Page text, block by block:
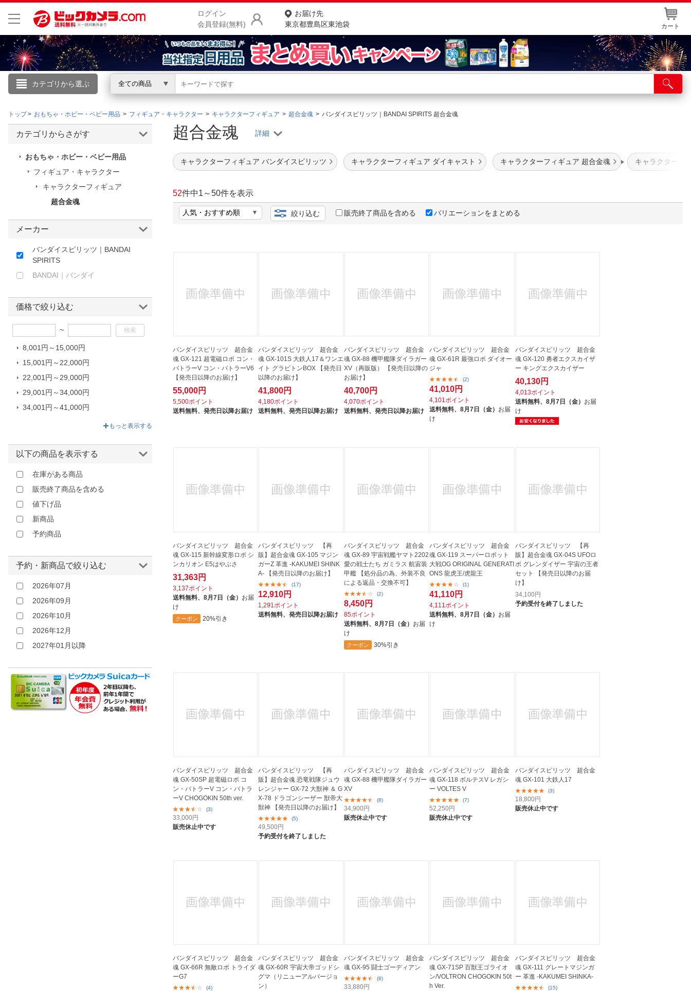
ログイン
会員登録(無料)
お届け先
東京都豊島区東池袋
カート
カテゴリから選ぶ 全ての商品
こんにちは
ログイン
会員メニュー
閲覧履歴
ランキングからさがす
カテゴリ一覧からさがす
ご利用ガイド
ネット取り置き
店舗情報・店舗一覧
トップ おもちゃ・ホビー・ベビー用品 フィギュア・キャラクター キャラクターフィギュア 超合金魂 バンダイスピリッツ｜BANDAI SPIRITS 超合金魂
超合金魂
キャラクターフィギュア バンダイスピリッツ キャラクターフィギュア ダイキャスト キャラクターフィギュア 超合金魂 キャラクターフ
52件中1 ～50件を表示
絞り込む 販売終了商品を含める バリエーションをまとめる
バンダイスピリッツ 超合金
魂 GX-121 超電磁ロボ コン・
バトラーV コン・バトラーV6
【発売日以降のお届け】
55,000円
5,500ポイント
送料無料、 発売日以降お届け
バンダイスピリッツ 超合金
魂 GX-101S 大鉄人17＆ワンエ
イト グラビトンBOX 【発売日
以降のお届け】
41,800円
4,180ポイント
送料無料、発売日以降お届け
バンダイスピリッツ 超合金
魂 GX-88 機甲艦隊ダイラガー
XV（再販版） 【発売日以降の
お届け】
40,700円
4,070ポイント
送料無料、 発売日以降お届け
バンダイスピリッツ 超合金
魂 GX-61R 最強ロボ ダイオー
ジャ
(2)
41,010円
4,101ポイント
送料無料、8月7日（金） お届
け
バンダイスピリッツ 超合金
魂 GX-120 勇者エクスカイザ
ー キングエクスカイザー
40,130円
4,013ポイント
送料無料、 8月7日（金） お届
け
バンダイスピリッツ 超合金
魂 GX-115 新幹線変形ロボ シ
ンカリオン E5はやぶさ
31,363円
3,137ポイント
送料無料、 8月7日（金） お届
け
クーポン 20%引き
バンダイスピリッツ 【再
販】超合金魂 GX-105 マジン
ガーZ 革進 -KAKUMEI SHINK
A- 【発売日以降のお届け】
(17)
12,910円
1,291ポイント
送料無料、発売日以降お届け
バンダイスピリッツ 超合金
魂 GX-89 宇宙戦艦ヤマト2202
愛の戦士たち ガミラス 航宙装
甲艦 【処分品の為、外装不良
による返品・交換不可】
(2)
8,450円
85ポイント
送料無料、 8月7日（金） お届
け
クーポン 30%引き
バンダイスピリッツ 超合金
魂 GX-119 スーパーロボット
大戦OG ORIGINAL GENERATI
ONS 龍虎王/虎龍王
(1)
41,110円
4,111ポイント
送料無料、8月7日（金） お届
け
バンダイスピリッツ 【再
販】超合金魂 GX-04S UFOロ
ボ グレンダイザー 宇宙の王者
セット 【発売日以降のお届
け】
34,100円
予約受付を終了しました
バンダイスピリッツ 超合金
魂 GX-50SP 超電磁ロボ コ
ン・バトラーV コン・バトラ
ーV CHOGOKIN 50th ver.
(3)
33,000円
販売休止中です
バンダイスピリッツ 【再
販】超合金魂 恐竜戦隊ジュウ
レンジャー GX-72 大獣神 ＆ G
X-78 ドラゴンシーザー 獣帝大
獣神 【発売日以降のお届け】
(5)
49,500円
予約受付を終了しました
バンダイスピリッツ 超合金
魂 GX-88 機甲艦隊ダイラガー
XV
(8)
34,900円
販売休止中です
バンダイスピリッツ 超合金
魂 GX-118 ボルテスV レガシ
ー VOLTES V
(7)
52,250円
販売休止中です
バンダイスピリッツ 超合金
魂 GX-101 大鉄人17
(3)
18,800円
販売休止中です
バンダイスピリッツ 超合金
魂 GX-66R 無敵ロボ トライダ
ーG7
(4)
バンダイスピリッツ 超合金
魂 GX-60R 宇宙大帝ゴッドシ
グマ（リニューアルバージョ
ン）
バンダイスピリッツ 超合金
魂 GX-95 闘士ゴーディアン
(8)
33,880円
バンダイスピリッツ 超合金
魂 GX-71SP 百獣王ゴライオ
ン/VOLTRON CHOGOKIN 50t
h Ver.
バンダイスピリッツ 超合金
魂 GX-111 グレートマジンガ
ー 革進 -KAKUMEI SHINKA-
(15)
カテゴリからさがす
おもちゃ・ホビー・ベビー用品
フィギュア・キャラクター
キャラクターフィギュア
超合金魂
メーカー
BANDAI｜バンダイ
バンダイスピリッツ｜BANDAI
SPIRITS
価格で絞り込む
~
8,001円～15,000円
15,001円～22,000円
22,001円～29,000円
29,001円～34,000円
34,001円～41,000円
もっと表示する
以下の商品を表示する
在庫がある商品
販売終了商品を含める
値下げ品
新商品
予約商品
予約・新商品で絞り込む
2026年07月
2026年09月
2026年10月
2026年12月
2027年01月以降